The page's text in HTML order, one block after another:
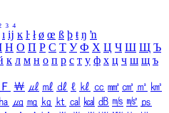
₃ ₄
ı ĳ ĸ ŀ ł ø œ ß þ ŧ ŋ ŉ
Н О П Р С Т У Ф Х Ц Ч Ш Щ Ъ
к л м н о п р с т у ф х ц ч ш щ ъ
Ｆ ￦ ㎕ ㎖ ㎗ ℓ ㎘ ㏄ ㎣ ㎤ ㎥ ㎦
㏊ ㎍ ㎎ ㎏ ㏏ ㎈ ㎉ ㏈ ㎧ ㎨ ㎰